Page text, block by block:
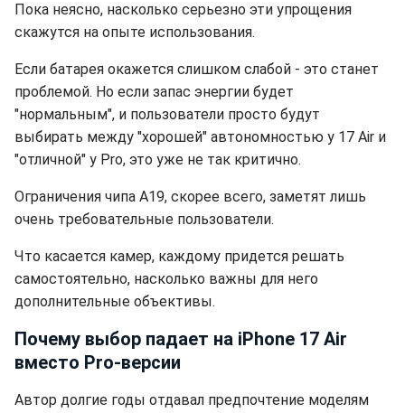
Пока неясно, насколько серьезно эти упрощения
скажутся на опыте использования.
Если батарея окажется слишком слабой - это станет
проблемой. Но если запас энергии будет
"нормальным", и пользователи просто будут
выбирать между "хорошей" автономностью у 17 Air и
"отличной" у Pro, это уже не так критично.
Ограничения чипа A19, скорее всего, заметят лишь
очень требовательные пользователи.
Что касается камер, каждому придется решать
самостоятельно, насколько важны для него
дополнительные объективы.
Почему выбор падает на iPhone 17 Air
вместо Pro-версии
Автор долгие годы отдавал предпочтение моделям